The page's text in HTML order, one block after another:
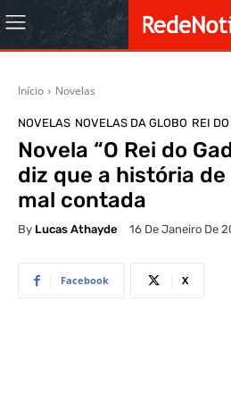
Início Novelas
NOVELAS NOVELAS DA GLOBO REI
Novela “O Rei do
diz que a história
mal contada
By Lucas Athayde 16 De Janeiro De
Facebook X